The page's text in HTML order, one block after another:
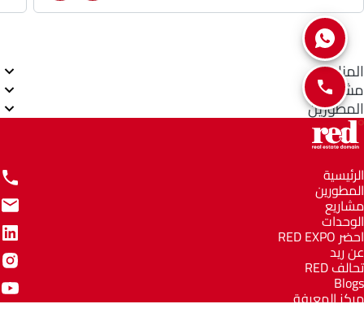
المناطق
مشاريع
المطورين
الرئيسية
المطورين
مشاريع
الوحدات
احضر RED EXPO
عن ريد
تحالف RED
Blogs
مركز المعرفة